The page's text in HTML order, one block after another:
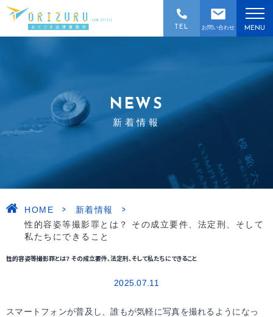
お問い合わせ
TEL MENU
NEWS
新着情報
HOME > 新着情報 >
性的容姿等撮影罪とは？ その成立要件、法定刑、そして
私たちにできること
性的容姿等撮影罪とは？ その成立要件、法定刑、そして私たちにできること
2025.07.11
スマートフォンが普及し、誰もが気軽に写真を撮れるようになっ